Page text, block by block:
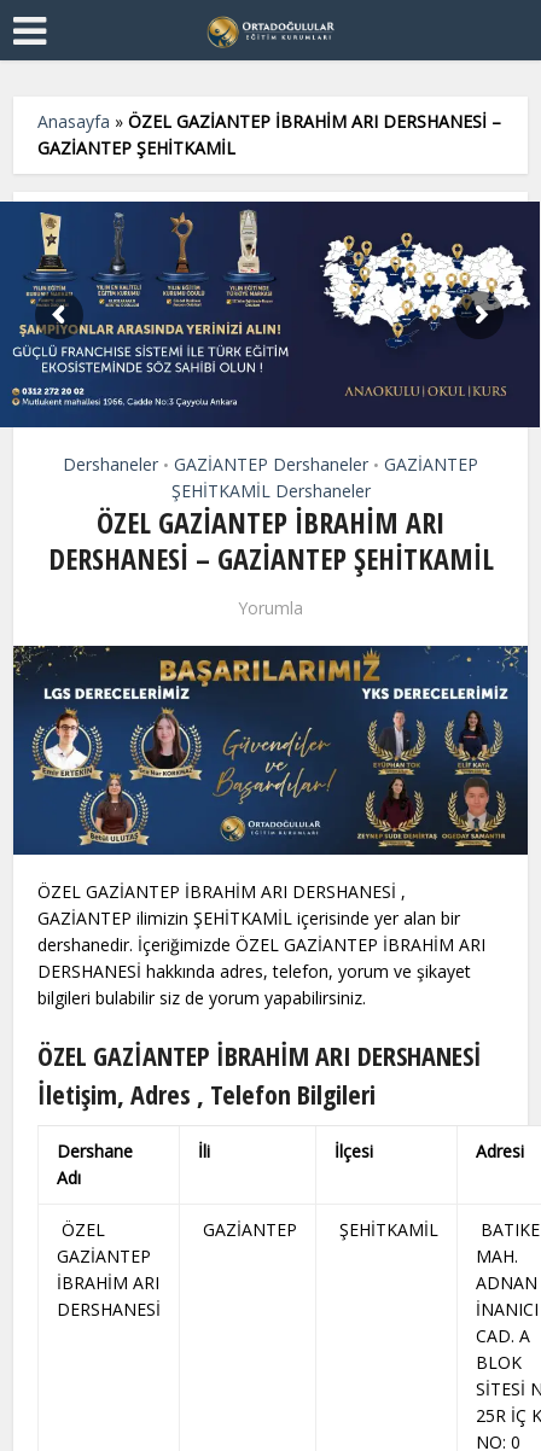
Anasayfa »ÖZEL GAZİANTEP İBRAHİM ARI DERSHANESİ –
GAZİANTEP ŞEHİTKAMİL
Dershaneler • GAZİANTEP Dershaneler • GAZİANTEP
ŞEHİTKAMİL Dershaneler
ÖZEL GAZİANTEP İBRAHİM ARI
DERSHANESİ – GAZİANTEP ŞEHİTKAMİL
Yorumla
ÖZEL GAZİANTEP İBRAHİM ARI DERSHANESİ ,
GAZİANTEP ilimizin ŞEHİTKAMİL içerisinde yer alan bir
dershanedir. İçeriğimizde ÖZEL GAZİANTEP İBRAHİM ARI
DERSHANESİ hakkında adres, telefon, yorum ve şikayet
bilgileri bulabilir siz de yorum yapabilirsiniz.
ÖZEL GAZİANTEP İBRAHİM ARI DERSHANESİ
İletişim, Adres , Telefon Bilgileri
Dershane
Adı
İli İlçesi Adresi
ÖZEL
GAZİANTEP
İBRAHİM ARI
DERSHANESİ
GAZİANTEP ŞEHİTKAMİL
MAH.
ADNAN
İNANICI
CAD. A
BLOK
SİTESİ
25R İÇ
NO: 0